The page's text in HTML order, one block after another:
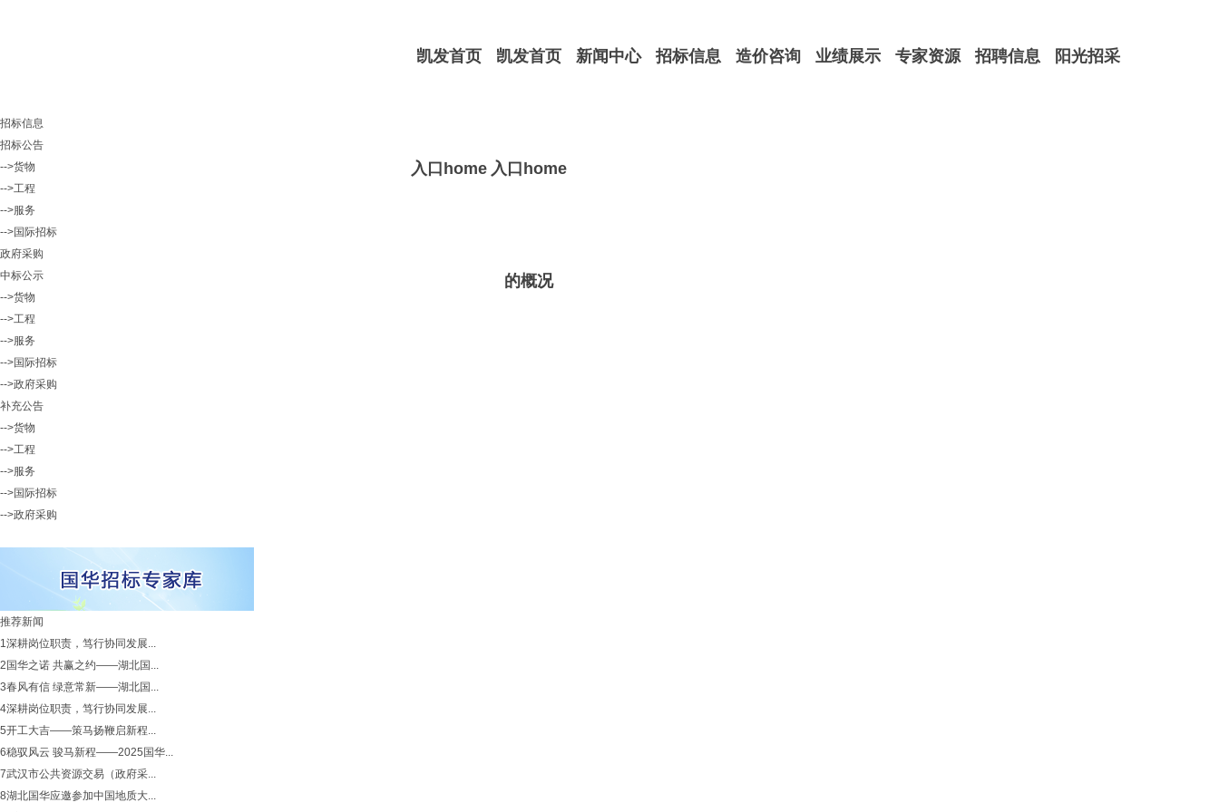
凯发首页
入口home
凯发首页
入口home
的概况
新闻中心 招标信息 造价咨询 业绩展示 专家资源 招聘信息 阳光招采
招标信息
招标公告
-->货物
-->工程
-->服务
-->国际招标
政府采购
中标公示
-->货物
-->工程
-->服务
-->国际招标
-->政府采购
补充公告
-->货物
-->工程
-->服务
-->国际招标
-->政府采购
推荐新闻
1深耕岗位职责，笃行协同发展...
2 国华之诺 共赢之约——湖北国...
3春风有信 绿意常新——湖北国...
4深耕岗位职责，笃行协同发展...
5开工大吉——策马扬鞭启新程...
6稳驭风云 骏马新程——2025国华...
7武汉市公共资源交易（政府采...
8湖北国华应邀参加中国地质大...